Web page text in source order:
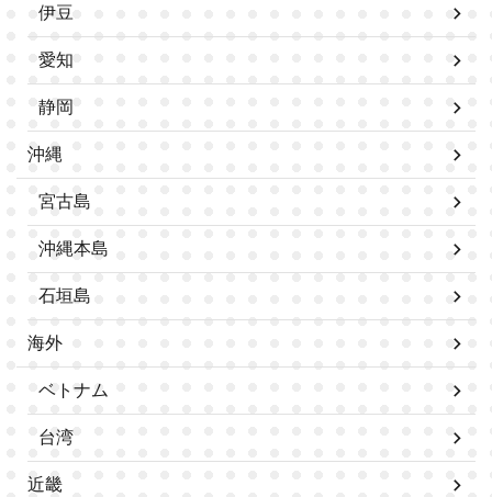
伊豆
愛知
静岡
沖縄
宮古島
沖縄本島
石垣島
海外
ベトナム
台湾
近畿